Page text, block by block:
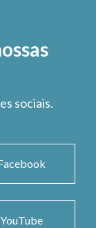
sociais.
YouTube